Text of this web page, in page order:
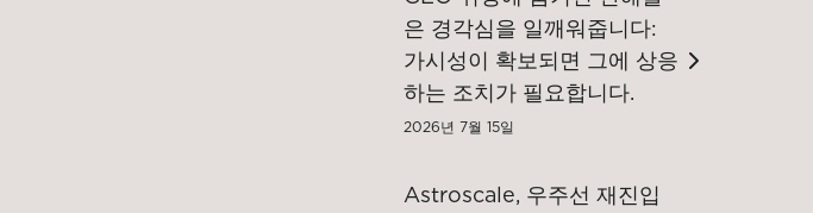
은 경각심을 일깨워줍니다:
가시성이 확보되면 그에 상응
하는 조치가 필요합니다.
2026년 7월 15일
Astroscale, 우주선 재진입